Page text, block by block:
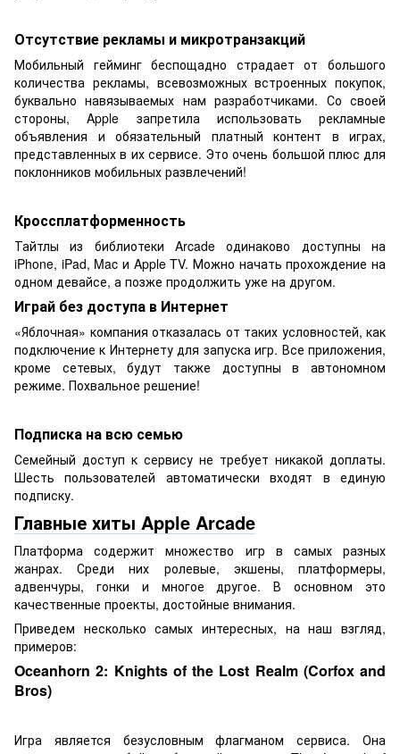
Отсутствие рекламы и микротранзакций
Мобильный гейминг беспощадно страдает от большого
количества рекламы, всевозможных встроенных покупок,
буквально навязываемых нам разработчиками. Со своей
стороны, Apple запретила использовать рекламные
объявления и обязательный платный контент в играх,
представленных в их сервисе. Это очень большой плюс для
поклонников мобильных развлечений!
Кроссплатформенность
Тайтлы из библиотеки Arcade одинаково доступны на
iPhone, iPad, Mac и Apple TV. Можно начать прохождение на
одном девайсе, а позже продолжить уже на другом.
Играй без доступа в Интернет
«Яблочная» компания отказалась от таких условностей, как
подключение к Интернету для запуска игр. Все приложения,
кроме сетевых, будут также доступны в автономном
режиме. Похвальное решение!
Подписка на всю семью
Семейный доступ к сервису не требует никакой доплаты.
Шесть пользователей автоматически входят в единую
подписку.
Главные хиты Apple Arcade
Платформа содержит множество игр в самых разных
жанрах. Среди них ролевые, экшены, платформеры,
адвенчуры, гонки и многое другое. В основном это
качественные проекты, достойные внимания.
Приведем несколько самых интересных, на наш взгляд,
примеров:
Oceanhorn 2: Knights of the Lost Realm (Corfox and
Bros)
Игра является безусловным флагманом сервиса. Она